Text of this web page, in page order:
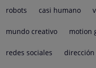
robots casi humano
mundo creativo motion
redes sociales